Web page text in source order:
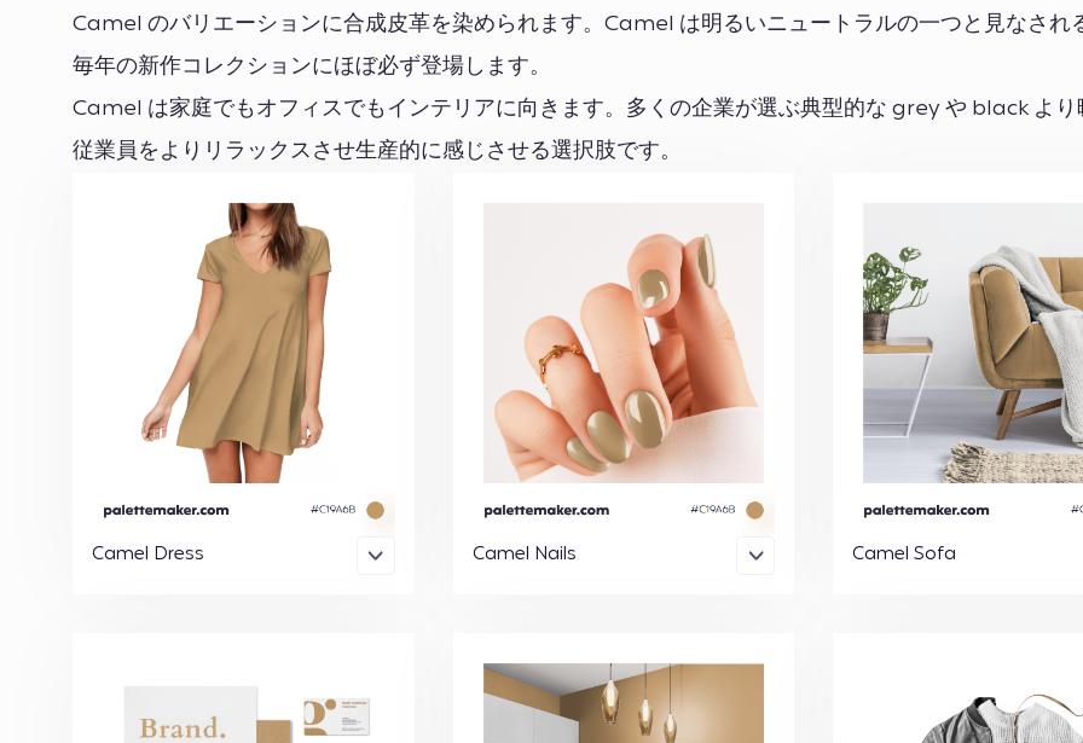
Camel のバリエーションに合成皮革を染められます。Camel は明るいニュートラルの一つと見なされ
毎年の新作コレクションにほぼ必ず登場します。
Camel は家庭でもオフィスでもインテリアに向きます。多くの企業が選ぶ典型的な grey や black よ
従業員をよりリラックスさせ生産的に感じさせる選択肢です。
Camel Dress Camel Nails Camel Sofa